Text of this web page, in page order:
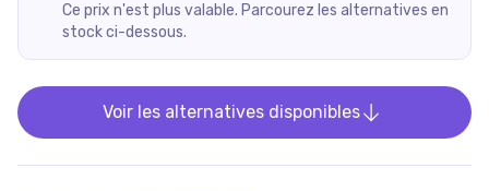
Ce prix n'est plus valable. Parcourez les alternatives en
stock ci-dessous.
Voir les alternatives disponibles